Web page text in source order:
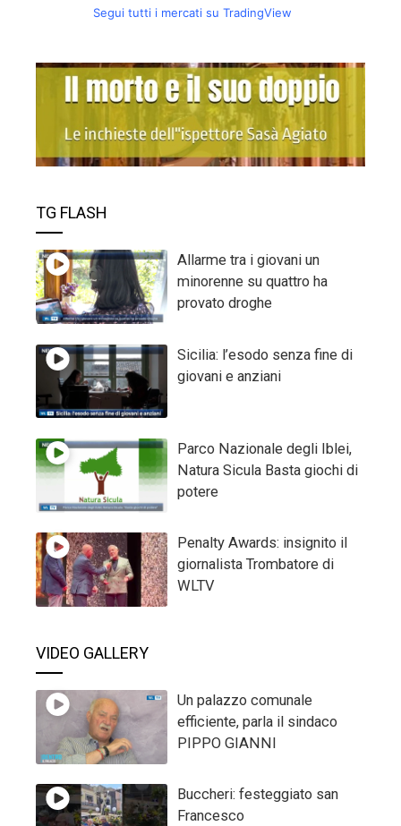
Segui tutti i mercati su TradingView
TG FLASH
Allarme tra i giovani un
minorenne su quattro ha
provato droghe
Sicilia: l’esodo senza fine di
giovani e anziani
Parco Nazionale degli Iblei,
Natura Sicula Basta giochi di
potere
Penalty Awards: insignito il
giornalista Trombatore di
WLTV
VIDEO GALLERY
Un palazzo comunale
efficiente, parla il sindaco
PIPPO GIANNI
Buccheri: festeggiato san
Francesco